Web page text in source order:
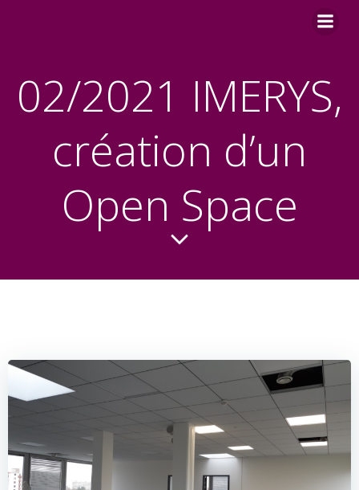
02/2021 IMERYS,
création d’un
Open Space